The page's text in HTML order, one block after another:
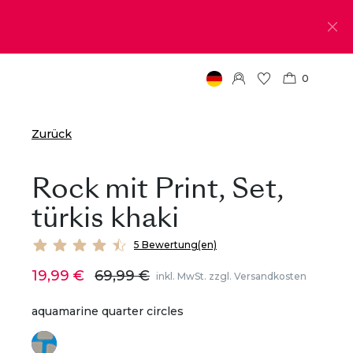
0
Zurück
Rock mit Print, Set,
türkis khaki
5 Bewertung(en)
19,99 € 69,99 € inkl. MwSt. zzgl. Versandkosten
aquamarine quarter circles